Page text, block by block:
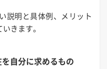
説明と具体例、メリット
きます。
を自分に求めるもの